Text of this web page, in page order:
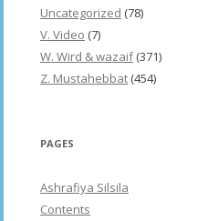
Uncategorized (78)
V. Video (7)
W. Wird & wazaif(371)
Z. Mustahebbat (454)
PAGES
Ashrafiya Silsila
Contents